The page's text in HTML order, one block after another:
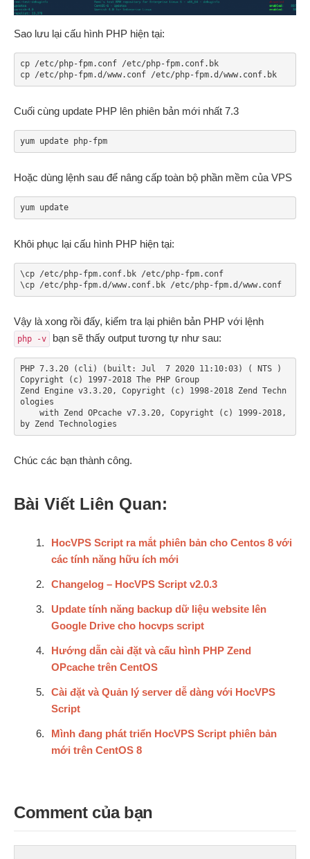
Sao lưu lại cấu hình PHP hiện tại:
cp /etc/php-fpm.conf /etc/php-fpm.conf.bk
cp /etc/php-fpm.d/www.conf /etc/php-fpm.d/www.conf.bk
Cuối cùng update PHP lên phiên bản mới nhất 7.3
yum update php-fpm
Hoặc dùng lệnh sau để nâng cấp toàn bộ phần mềm của VPS
yum update
Khôi phục lại cấu hình PHP hiện tại:
\cp /etc/php-fpm.conf.bk /etc/php-fpm.conf
\cp /etc/php-fpm.d/www.conf.bk /etc/php-fpm.d/www.conf
Vậy là xong rồi đấy, kiểm tra lại phiên bản PHP với lệnh
php -v bạn sẽ thấy output tương tự như sau:
PHP 7.3.20 (cli) (built: Jul  7 2020 11:10:03) ( NTS )
Copyright (c) 1997-2018 The PHP Group
Zend Engine v3.3.20, Copyright (c) 1998-2018 Zend Techn
ologies
by Zend Technologies
Chúc các bạn thành công.
Bài Viết Liên Quan:
HocVPS Script ra mắt phiên bản cho Centos 8 với
các tính năng hữu ích mới
Changelog – HocVPS Script v2.0.3
Update tính năng backup dữ liệu website lên
Google Drive cho hocvps script
Hướng dẫn cài đặt và cấu hình PHP Zend
OPcache trên CentOS
Cài đặt và Quản lý server dễ dàng với HocVPS
Script
Mình đang phát triển HocVPS Script phiên bản
mới trên CentOS 8
Comment của bạn